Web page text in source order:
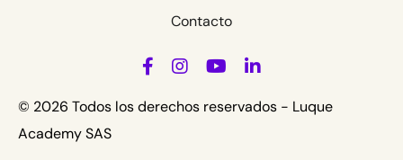
Contacto
© 2026 Todos los derechos reservados - Luque
Academy SAS